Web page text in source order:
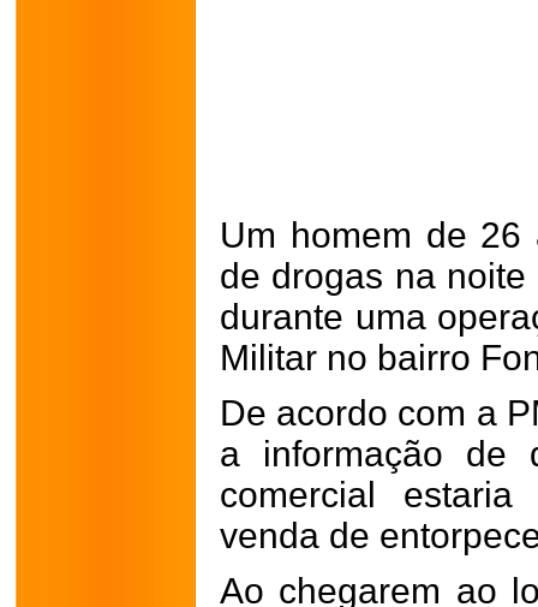
Um homem de
de drogas na
durante uma
Militar no bairro
De acordo com a
a informação de
comercial
venda de
Ao chegarem ao